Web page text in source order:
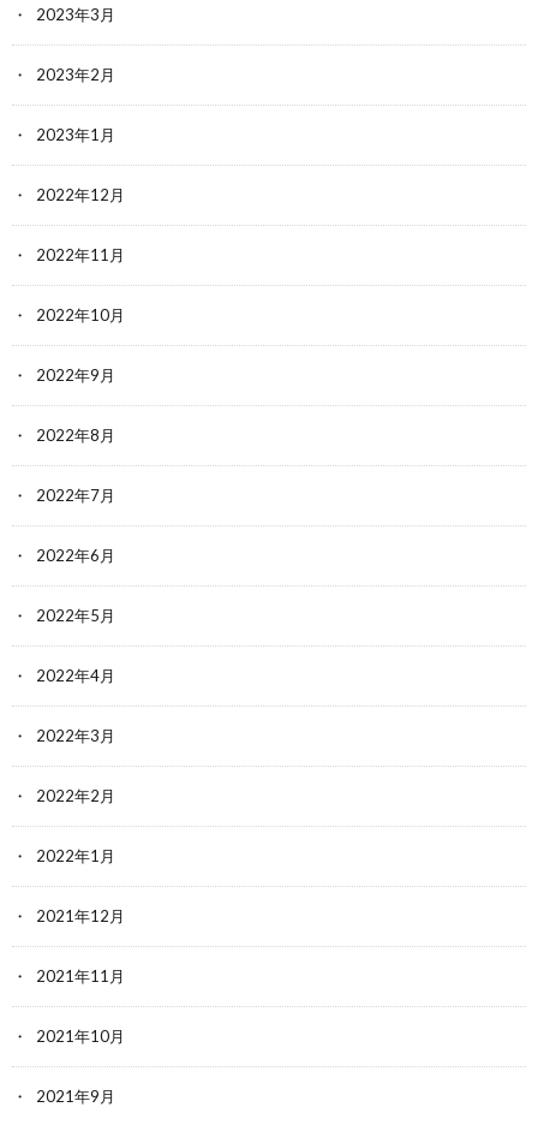
2023年3月
2023年2月
2023年1月
2022年12月
2022年11月
2022年10月
2022年9月
2022年8月
2022年7月
2022年6月
2022年5月
2022年4月
2022年3月
2022年2月
2022年1月
2021年12月
2021年11月
2021年10月
2021年9月